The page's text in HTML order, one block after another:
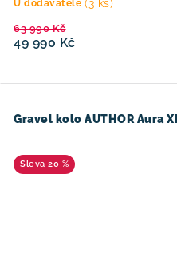
U dodavatele (3 ks)
49 990 Kč
63 990 Kč
Gravel kolo AUTHOR Aura
20 %